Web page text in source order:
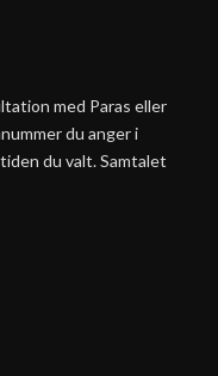
med Paras eller
du anger i
du valt. Samtalet